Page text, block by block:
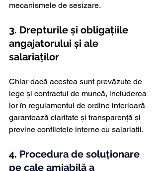
mecanismele de sesizare.
3. Drepturile și obligațiile
angajatorului și ale
salariaților
Chiar dacă acestea sunt prevăzute de
lege și contractul de muncă, includerea
lor în regulamentul de ordine interioară
garantează claritate și transparență și
previne conflictele interne cu salariații.
4. Procedura de soluționare
pe cale amiabilă a